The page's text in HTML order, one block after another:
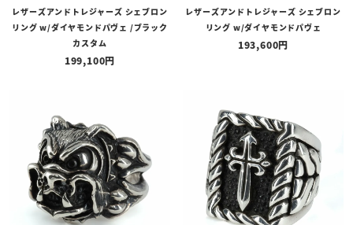
レザーズアンドトレジャーズ シェブロン
リング w/ダイヤモンドパヴェ /ブラック
カスタム
199,100
レザーズアンドトレジャーズ シェブロン
リング w/ダイヤモンドパヴェ
193,600